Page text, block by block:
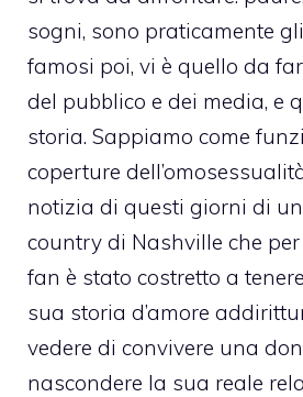
sogni, sono praticamente
famosi poi, vi è quello da
del pubblico e dei media, e
storia. Sappiamo come
coperture dell’
notizia di questi giorni di
country di Nashville che
fan è stato costretto a
sua storia d’amore
vedere di convivere una
nascondere la sua reale